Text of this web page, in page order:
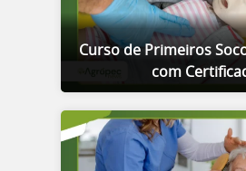
Curso de Primeiros
com